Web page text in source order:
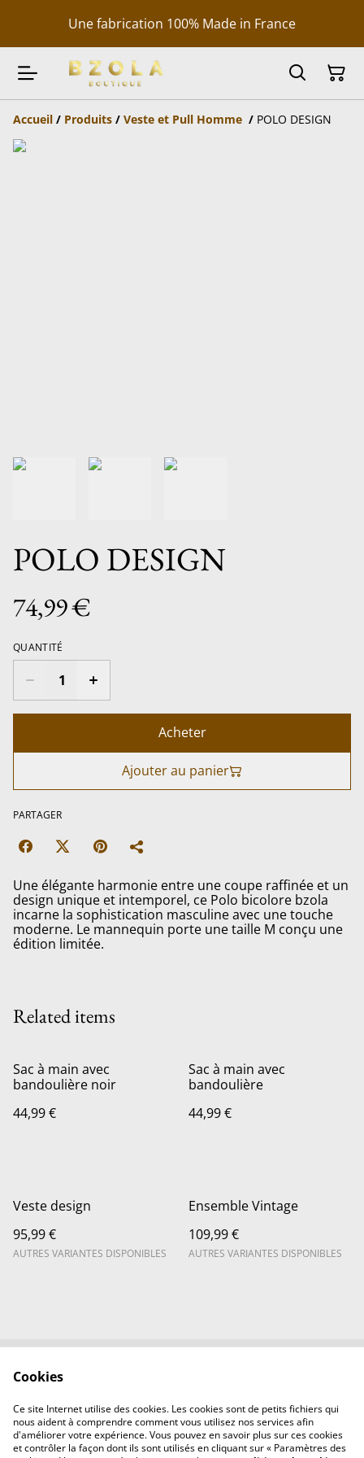
Une fabrication 100% Made in France
Accueil / Produits / Veste et Pull Homme / POLO DESIGN
POLO DESIGN
74,99 €
QUANTITÉ
Acheter
Ajouter au panier
PARTAGER
Une élégante harmonie entre une coupe raffinée et un
design unique et intemporel, ce Polo bicolore bzola
incarne la sophistication masculine avec une touche
moderne. Le mannequin porte une taille M conçu une
édition limitée.
Related items
Sac à main avec
bandoulière noir
44,99 €
Sac à main avec
bandoulière
44,99 €
Veste design
95,99 €
AUTRES VARIANTES DISPONIBLES
Ensemble Vintage
109,99 €
AUTRES VARIANTES DISPONIBLES
Politique de
confidentialité
Politique de Cookie
Cookies
Ce site Internet utilise des cookies. Les cookies sont de petits fichiers qui
nous aident à comprendre comment vous utilisez nos services afin
d'améliorer votre expérience. Vous pouvez en savoir plus sur ces cookies
et contrôler la façon dont ils sont utilisés en cliquant sur « Paramètres des